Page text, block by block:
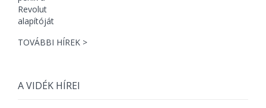
TOVÁBBI HÍREK >
A VIDÉK HÍREI